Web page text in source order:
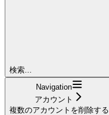
検索...
Navigation
アカウント
複数のアカウントを削除する